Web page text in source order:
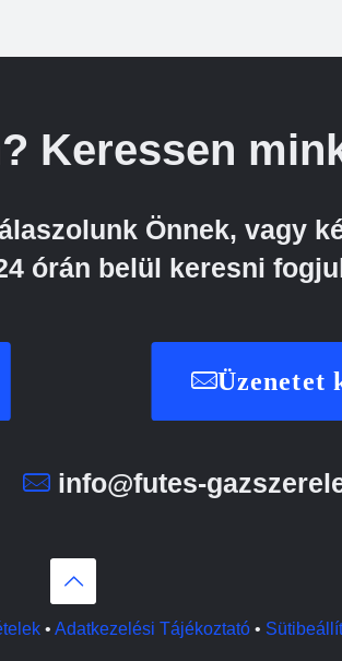
Keressen
Önnek, vagy
órán belül keresni
Üzenetet
info@futes-
• Adatkezelési Tájékoztató•